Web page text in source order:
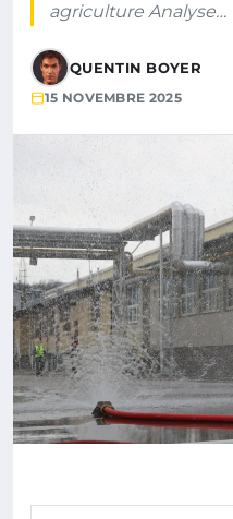
agriculture Analyse…
QUENTIN BOYER
15 NOVEMBRE 2025